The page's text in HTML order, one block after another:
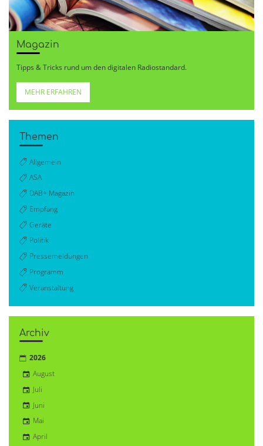
Magazin
Tipps & Tricks rund um den digitalen Radiostandard.
MEHR ERFAHREN
Themen
Allgemein
ASA
DAB+ Magazin
Empfang
Geräte
Politik
Pressemeldungen
Programm
Veranstaltung
Archiv
2026
August
Juli
Juni
Mai
April